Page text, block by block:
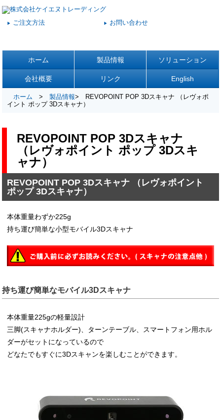
▶ ご注文方法 ▶ お問い合わせ
ホーム 製品情報 ソリューション
会社概要 リンク English
ホーム>製品情報> REVOPOINT POP 3Dスキャナ （レヴォポ
イント ポップ 3Dスキャナ）
REVOPOINT POP 3Dスキャナ
（レヴォポイント ポップ 3Dスキ
ャナ）
REVOPOINT POP 3Dスキャナ （レヴォポイント
ポップ 3Dスキャナ）
本体重量わずか225g
持ち運び簡単な小型モバイル3Dスキャナ
持ち運び簡単なモバイル3Dスキャナ
本体重量225gの軽量設計
三脚(スキャナホルダー)、ターンテーブル、スマートフォン用ホル
ダーがセットになっているので
どなたでもすぐに3Dスキャンを楽しむことができます。